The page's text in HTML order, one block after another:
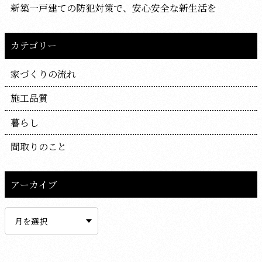
新築一戸建ての防犯対策で、安心安全な新生活を
カテゴリー
家づくりの流れ
施工品質
暮らし
間取りのこと
アーカイブ
イ